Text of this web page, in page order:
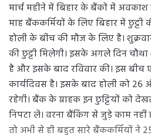
मार्च महीने में बिहार के बैंकों में अवकाश
माह बैंककर्मियों के लिए बिहार में छुट्टी
होली के बीच की मौज के लिए है।
की छुट्टी मिलेगी। इसके अगले दिन
है और इसके बाद रविवार की। इस बीच
कार्यदिवस है। इसके बाद होली को 26
रहेगी। बैंक के ग्राहक इन छुट्टियों को
निपटा लें। वरना बैंकिंग से जुड़े काम नहीं
तो अभी से ही बहुत सारे बैंककर्मियों ने